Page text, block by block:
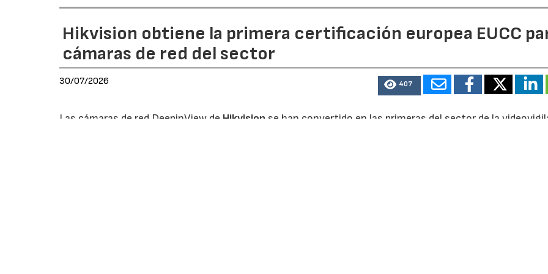
Hikvision obtiene la primera certificación europea EUCC
cámaras de red del sector
30/07/2026 407
Las cámaras de red DeepinView de Hikvision se han convertido en las primeras del sector de la